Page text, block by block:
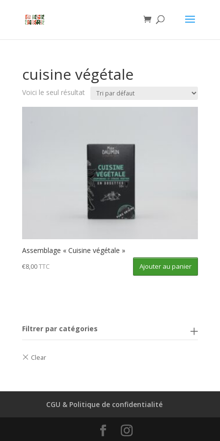
cuisine végétale
Voici le seul résultat
Assemblage « Cuisine végétale »
€8,00TTC Ajouter au panier
Filtrer par catégories
CGU & Politique de confidentialité